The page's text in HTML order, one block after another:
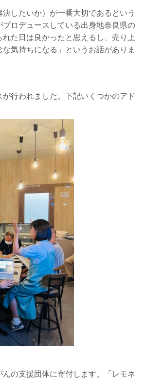
したいか）が一番大切であるという
ロデュースしている出身地奈良県の
た日は良かったと思えるし、売り上
気持ちになる」というお話がありま
行われました。下記いくつかのアド
の支援団体に寄付します。「レモネ